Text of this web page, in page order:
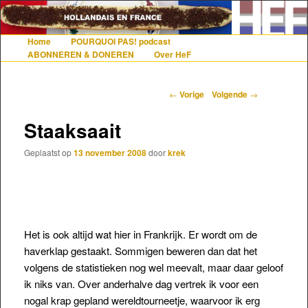
De gezelligste website voor Nederlanders die iets met Frankrijk hebben
HoofdmenuSpring naar de primaire inhoud
Spring naar de secundaire inhoud
Home
POURQUOI PAS! podcast
ABONNEREN & DONEREN
Over HeF
Berichtnavigatie
← Vorige Volgende →
Staaksaait
Geplaatst op13 november 2008doorkrek
Het is ook altijd wat hier in Frankrijk. Er wordt om de
haverklap gestaakt. Sommigen beweren dan dat het
volgens de statistieken nog wel meevalt, maar daar geloof
ik niks van. Over anderhalve dag vertrek ik voor een
nogal krap gepland wereldtourneetje, waarvoor ik erg